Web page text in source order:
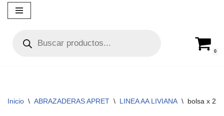
contenido
0
Inicio \ ABRAZADERAS APRET \ LINEA AA LIVIANA \ bolsa x 25